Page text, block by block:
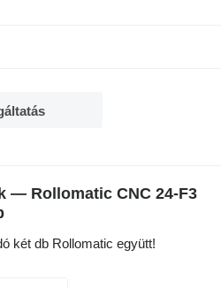
— Rollomatic CNC 24-F3
két db Rollomatic együtt!